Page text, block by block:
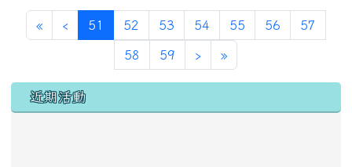
«第一頁
‹ 上一頁
51 (目前頁次)
52 53 54 55 56 57
58 59 ›下一頁
»最後頁
左邊區域內容
近期活動